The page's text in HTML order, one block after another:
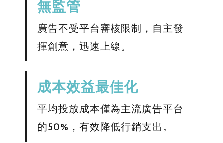
無監管
廣告不受平台審核限制，自主發
揮創意，迅速上線。
成本效益最佳化
平均投放成本僅為主流廣告平台
的50%，有效降低行銷支出。